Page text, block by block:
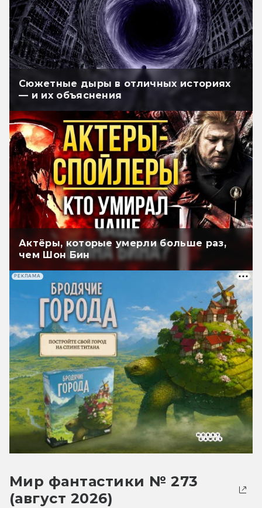
Сюжетные дыры в отличных историях
— и их объяснения
Актёры, которые умерли больше раз,
чем Шон Бин
РЕКЛАМА
Мир фантастики № 273
(август 2026)